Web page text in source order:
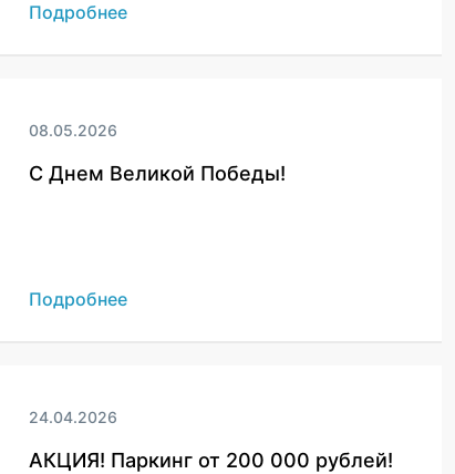
Подробнее
08.05.2026
C Днем Великой Победы!
Подробнее
24.04.2026
АКЦИЯ! Паркинг от 200 000 рублей!